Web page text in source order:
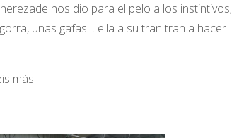
nos dio para el pelo a los instintivos;
unas gafas… ella a su tran tran a hacer
más.